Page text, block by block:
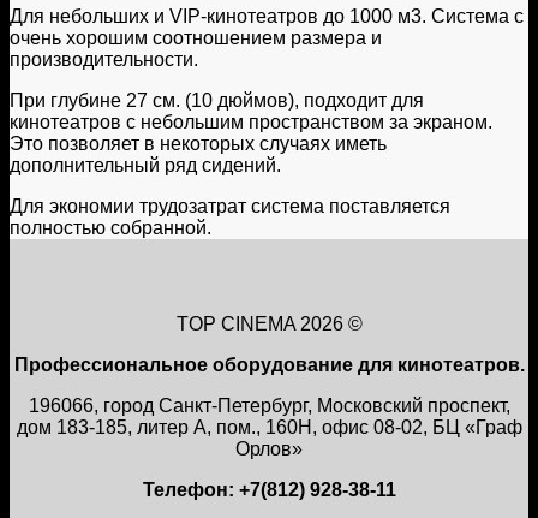
Для небольших и VIP-кинотеатров до 1000 м3. Система с
очень хорошим соотношением размера и
производительности.
При глубине 27 см. (10 дюймов), подходит для
кинотеатров с небольшим пространством за экраном.
Это позволяет в некоторых случаях иметь
дополнительный ряд сидений.
Для экономии трудозатрат система поставляется
полностью собранной.
TOP CINEMA 2026 ©
Профессиональное оборудование для кинотеатров.
196066, город Санкт-Петербург, Московский проспект,
дом 183-185, литер А, пом., 160Н, офис 08-02, БЦ «Граф
Орлов»
Телефон: +7(812) 928-38-11